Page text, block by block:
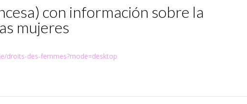
con información sobre la
mujeres
droits-des-femmes?mode=desktop